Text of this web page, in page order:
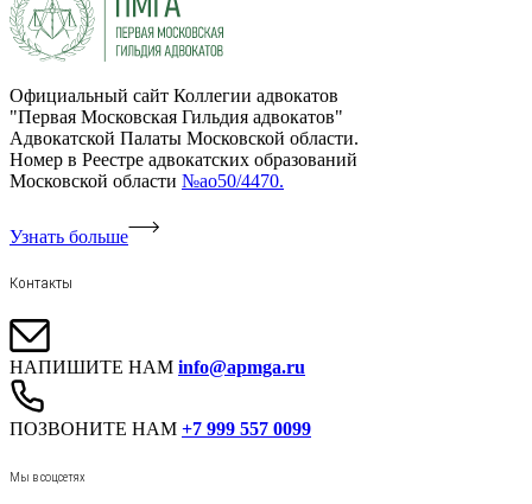
Официальный сайт Коллегии адвокатов
"Первая Московская Гильдия адвокатов"
Адвокатской Палаты Московской области.
Номер в Реестре адвокатских образований
Московской области №ао50/4470.
Узнать больше
Контакты
НАПИШИТЕ НАМ info@apmga.ru
ПОЗВОНИТЕ НАМ +7 999 557 0099
Мы в соцсетях